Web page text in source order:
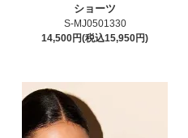
ショーツ
S-MJ0501330
14,500円(税込15,950円)